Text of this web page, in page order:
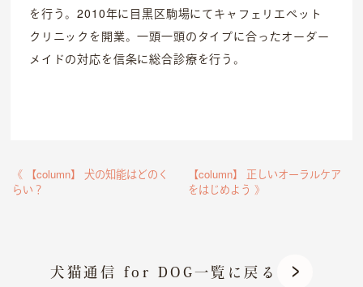
を行う。2010年に目黒区駒場にてキャフェリエペット
クリニックを開業。一頭一頭のタイプに合ったオーダー
メイドの対応を信条に総合診療を行う。
《 【column】 犬の知能はどのく
らい？
【column】 正しいオーラルケア
をはじめよう 》
犬猫通信 for DOG一覧に戻る